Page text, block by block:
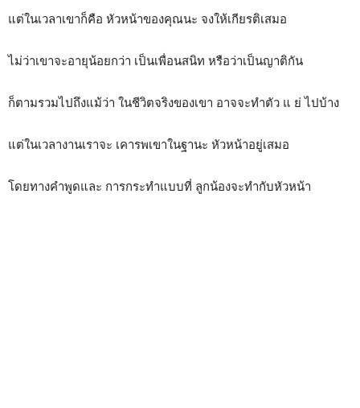
แต่ในเวลาเขาก็คือ หัวหน้าของคุณนะ จงให้เกียรติเสมอ
ไม่ว่าเขาจะอายุน้อยกว่า เป็นเพื่อนสนิท หรือว่าเป็นญาติกัน
ก็ตามรวมไปถึงแม้ว่า ในชีวิตจริงของเขา อาจจะทำตัว แ ย่ ไปบ้าง
แต่ในเวลางานเราจะ เคารพเขาในฐานะ หัวหน้าอยู่เสมอ
โดยทางคำพูดและ การกระทำแบบที่ ลูกน้องจะทำกับหัวหน้า